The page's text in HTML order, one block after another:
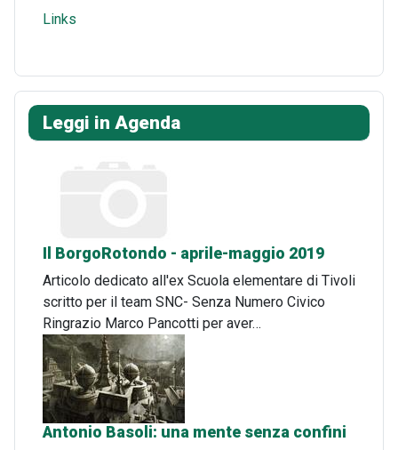
Links
Leggi in Agenda
Il BorgoRotondo - aprile-maggio 2019
Articolo dedicato all'ex Scuola elementare di Tivoli
scritto per il team SNC- Senza Numero Civico
Ringrazio Marco Pancotti per aver…
Antonio Basoli: una mente senza confini